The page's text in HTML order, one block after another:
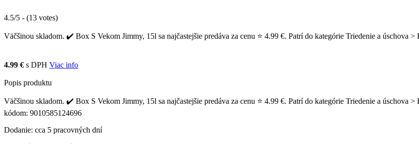
4.5/5 - (13 votes)
Väčšinou skladom. ✔️ Box S Vekom Jimmy, 15l sa najčastejšie predáva za cenu ⭐ 4.99 €. Patrí do kategórie Triedenie a úschova >
4.99 € s DPH Viac info
Popis produktu
Väčšinou skladom. ✔️ Box S Vekom Jimmy, 15l sa najčastejšie predáva za cenu ⭐ 4.99 €. Patrí do kategórie Triedenie a
kódom: 9010585124696
Dodanie: cca 5 pracovných dní